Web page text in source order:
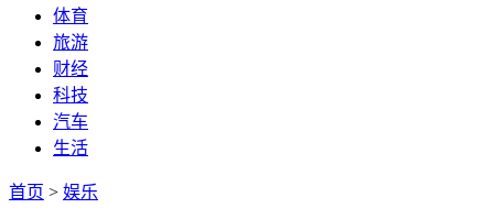
体育
旅游
财经
科技
汽车
生活
首页 > 娱乐